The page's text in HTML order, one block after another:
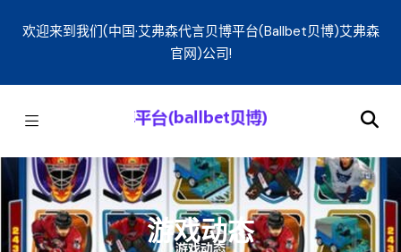
欢迎来到我们(中国·艾弗森代言贝博平台(ballbet贝博)艾弗森
官网)公司!
游戏动态